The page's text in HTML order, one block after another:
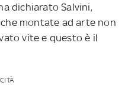
dichiarato Salvini,
montate ad arte non
vite e questo è il